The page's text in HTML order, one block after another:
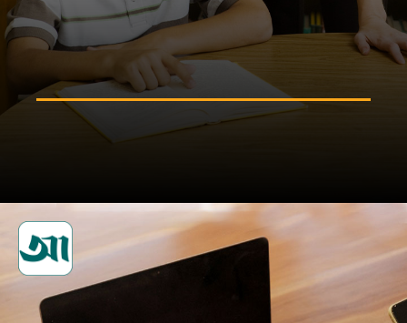
আত্নবিশ্বাস ও সৃজনশীলতা বাড়ান